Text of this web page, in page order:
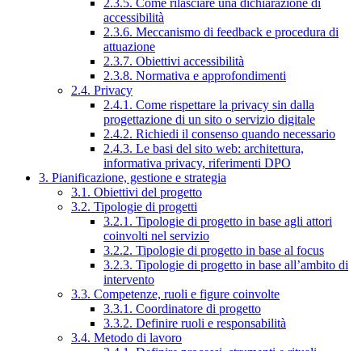
2.3.5. Come rilasciare una dichiarazione di
accessibilità
2.3.6. Meccanismo di feedback e procedura di
attuazione
2.3.7. Obiettivi accessibilità
2.3.8. Normativa e approfondimenti
2.4. Privacy
2.4.1. Come rispettare la privacy sin dalla
progettazione di un sito o servizio digitale
2.4.2. Richiedi il consenso quando necessario
2.4.3. Le basi del sito web: architettura,
informativa privacy, riferimenti DPO
3. Pianificazione, gestione e strategia
3.1. Obiettivi del progetto
3.2. Tipologie di progetti
3.2.1. Tipologie di progetto in base agli attori
coinvolti nel servizio
3.2.2. Tipologie di progetto in base al focus
3.2.3. Tipologie di progetto in base all’ambito di
intervento
3.3. Competenze, ruoli e figure coinvolte
3.3.1. Coordinatore di progetto
3.3.2. Definire ruoli e responsabilità
3.4. Metodo di lavoro